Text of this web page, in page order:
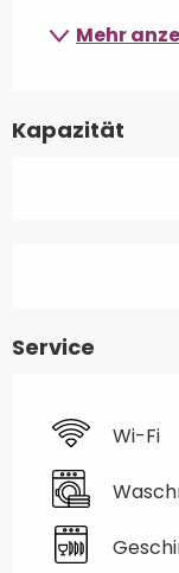
Mehr
Kapazität
Service
Wi-Fi